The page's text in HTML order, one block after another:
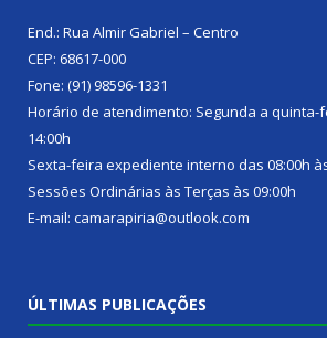
End.: Rua Almir Gabriel – Centro
CEP: 68617-000
Fone: (91) 98596-1331
Horário de atendimento: Segunda a quinta-
14:00h
Sexta-feira expediente interno das 08:00h
Sessões Ordinárias às Terças às 09:00h
E-mail: camarapiria@outlook.com
ÚLTIMAS PUBLICAÇÕES